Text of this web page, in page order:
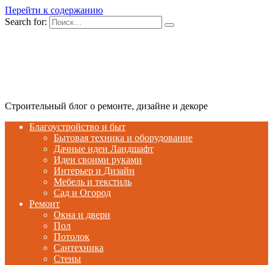
Перейти к содержанию
Search for:
Строительный блог о ремонте, дизайне и декоре
Благоустройство и быт
Бытовая техника и оборудование
Дачные идеи Ландшафт
Идеи своими руками
Интерьер и Дизайн
Мебель и текстиль
Сад и Огород
Ремонт
Окна и двери
Пол
Потолок
Сантехника
Стены